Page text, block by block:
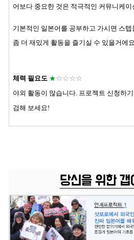
어보다 중요한 것은 적극적인 커뮤니케
기본적인 일본어를 공부하고 가시면 스
좀 더 재밌게 활동을 즐기실 수 있을거에
체력 필요도 ★☆☆☆☆
야외 활동이 많습니다. 프로젝트 신청하
검해 보세요!